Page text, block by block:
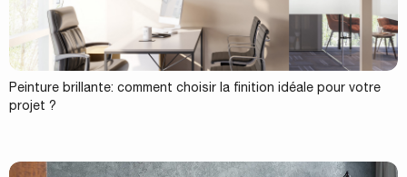
Peinture brillante: comment choisir la finition idéale pour votre
projet ?